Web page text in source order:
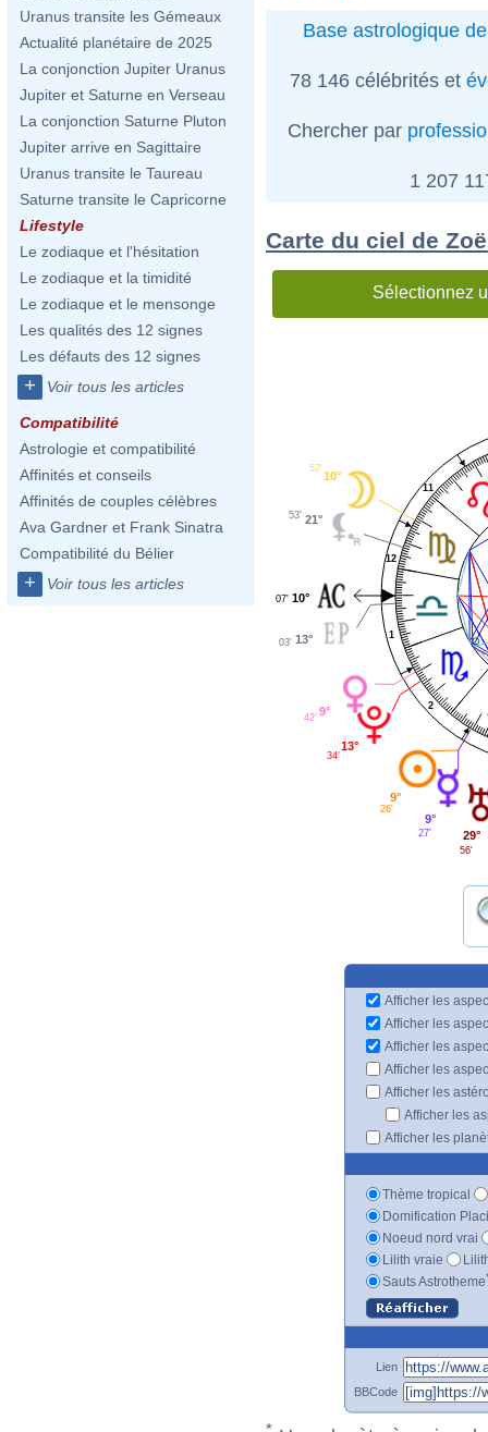
Uranus transite les Gémeaux
Actualité planétaire de 2025
La conjonction Jupiter Uranus
Jupiter et Saturne en Verseau
La conjonction Saturne Pluton
Jupiter arrive en Sagittaire
Uranus transite le Taureau
Saturne transite le Capricorne
Lifestyle
Le zodiaque et l'hésitation
Le zodiaque et la timidité
Le zodiaque et le mensonge
Les qualités des 12 signes
Les défauts des 12 signes
+ Voir tous les articles
Compatibilité
Astrologie et compatibilité
Affinités et conseils
Affinités de couples célèbres
Ava Gardner et Frank Sinatra
Compatibilité du Bélier
+ Voir tous les articles
Base astrologique
78 146 célébrités et
Chercher par
1 207
Carte du ciel de
Sélectionnez
1
2
11
12
10°
52'
21°
53'
10°
07'
13°
03'
9°
42'
13°
34'
9°
26'
9°
27' 29°
56'
Afficher les
Afficher les
Afficher les
Afficher les
Afficher les
Afficher les
Afficher les
Thème tropical
Domification
Noeud nord vrai
Lilith vraie
Sauts Astrotheme
Lien
BBCode